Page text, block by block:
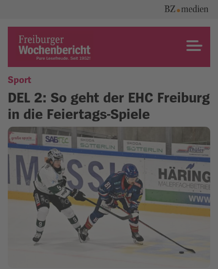
content
Freiburger Wochenbericht
Sport
DEL 2: So geht der EHC Freiburg
in die Feiertags-Spiele